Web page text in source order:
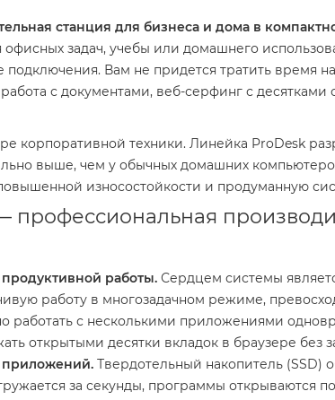
станция для бизнеса и дома в
задач, учебы или домашнего
подключения. Вам не придется тратить время
с документами, веб-серфинг с
корпоративной техники. Линейка ProDesk
выше, чем у обычных домашних
износостойкости и продуманную
профессиональная
работы. Сердцем системы
работу в многозадачном режиме,
с несколькими приложениями
открытыми десятки вкладок в браузере без
Твердотельный накопитель (SSD)
за секунды, программы открываются